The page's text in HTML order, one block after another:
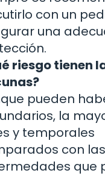
con un
una
riesgo tienen
pueden
la
y temporales
con las
que